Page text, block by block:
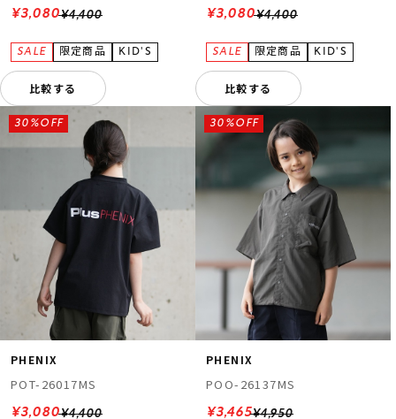
¥4,400
¥3,080
比較する
¥4,400
¥3,080
比較する
PHENIX
POT-26017MS
¥4,400
30%OFF
¥3,080
PHENIX
POO-26137MS
¥4,950
30%OFF
¥3,465